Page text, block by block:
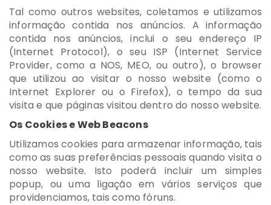
Tal como outros websites, coletamos e utilizamos
informação contida nos anúncios. A informação
contida nos anúncios, inclui o seu endereço IP
(Internet Protocol), o seu ISP (Internet Service
Provider, como a NOS, MEO, ou outro), o browser
que utilizou ao visitar o nosso website (como o
Internet Explorer ou o Firefox), o tempo da sua
visita e que páginas visitou dentro do nosso website.
Os Cookies e Web Beacons
Utilizamos cookies para armazenar informação, tais
como as suas preferências pessoais quando visita o
nosso website. Isto poderá incluir um simples
popup, ou uma ligação em vários serviços que
providenciamos, tais como fóruns.